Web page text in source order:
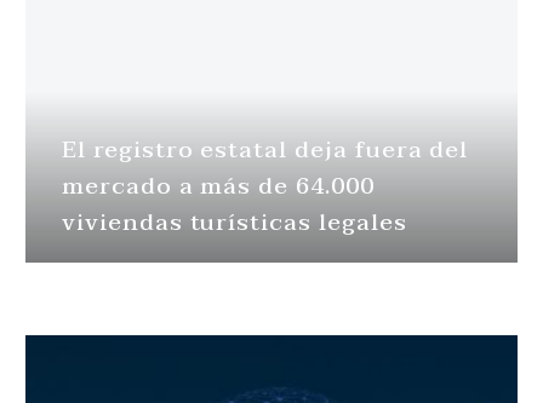
El registro estatal deja fuera del
mercado a más de 64.000
viviendas turísticas legales